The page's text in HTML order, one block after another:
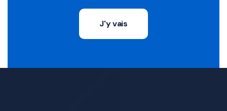
J'y vais